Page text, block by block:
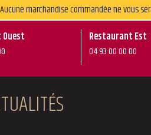
marchandise commandée ne vous
Restaurant Est
04 93 00 00 00